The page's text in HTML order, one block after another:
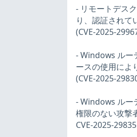
- リモートデス
り、認証されて
(CVE-2025-
- Windows ルー
ースの使用によ
(CVE-2025-
- Windows ルー
権限のない攻撃
CVE-2025-